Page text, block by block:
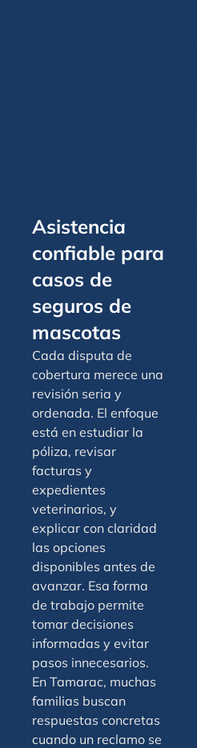
Asistencia
confiable para
casos de
seguros de
mascotas
Cada disputa de
cobertura merece una
revisión seria y
ordenada. El enfoque
está en estudiar la
póliza, revisar
facturas y
expedientes
veterinarios, y
explicar con claridad
las opciones
disponibles antes de
avanzar. Esa forma
de trabajo permite
tomar decisiones
informadas y evitar
pasos innecesarios.
En Tamarac, muchas
familias buscan
respuestas concretas
cuando un reclamo se